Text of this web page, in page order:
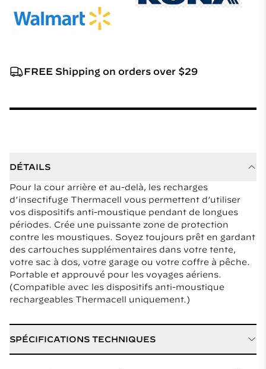
FREE Shipping on orders over $29
DÉTAILS
Pour la cour arrière et au-delà, les recharges
d’insectifuge Thermacell vous permettent d’utiliser
vos dispositifs anti-moustique pendant de longues
périodes. Crée une puissante zone de protection
contre les moustiques. Soyez toujours prêt en gardant
des cartouches supplémentaires dans votre tente,
votre sac à dos, votre garage ou votre coffre à pêche.
Portable et approuvé pour les voyages aériens.
(Compatible avec les dispositifs anti-moustique
rechargeables Thermacell uniquement.)
SPÉCIFICATIONS TECHNIQUES